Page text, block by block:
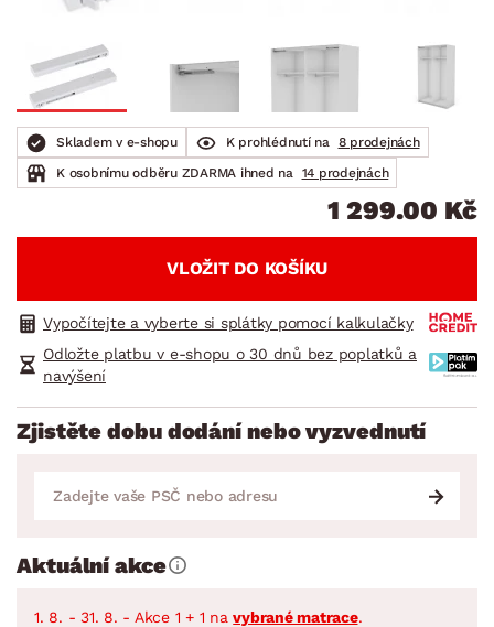
Skladem v e-shopu K prohlédnutí na
8 prodejnách
K osobnímu odběru ZDARMA ihned na
14 prodejnách
1 299.00 Kč
VLOŽIT DO KOŠÍKU
Vypočítejte a vyberte si splátky pomocí kalkulačky
Odložte platbu v e-shopu o 30 dnů bez poplatků a
navýšení
Zjistěte dobu dodání nebo vyzvednutí
Aktuální akce
1. 8. - 31. 8. - Akce 1 + 1 navybrané matrace.